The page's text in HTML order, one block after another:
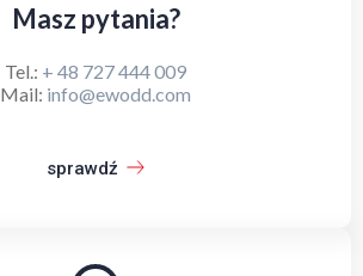
Masz pytania?
Tel.: + 48 727 444 009
Mail: info@ewodd.com
sprawdź